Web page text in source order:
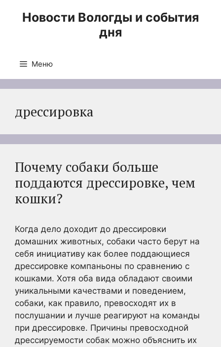
Новости Вологды и события
дня
Меню
дрессировка
Почему собаки больше
поддаются дрессировке, чем
кошки?
Когда дело доходит до дрессировки
домашних животных, собаки часто берут на
себя инициативу как более поддающиеся
дрессировке компаньоны по сравнению с
кошками. Хотя оба вида обладают своими
уникальными качествами и поведением,
собаки, как правило, превосходят их в
послушании и лучше реагируют на команды
при дрессировке. Причины превосходной
дрессируемости собак можно объяснить их